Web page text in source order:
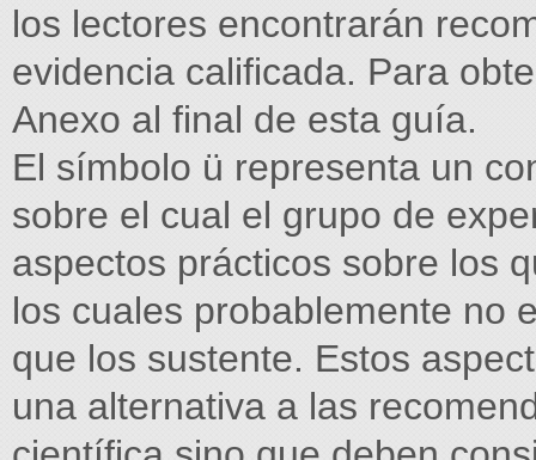
los lectores encontrarán
evidencia calificada. Para
Anexo al final de esta guía.
El símbolo ü representa un
sobre el cual el grupo de
aspectos prácticos sobre los
los cuales probablemente no
que los sustente. Estos
una alternativa a las